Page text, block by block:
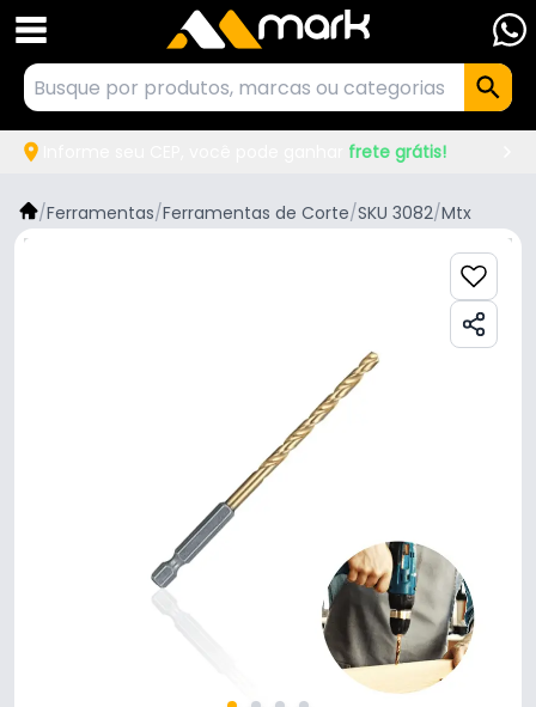
frete grátis!
/Ferramentas/Ferramentas de Corte/SKU 3082/Mtx